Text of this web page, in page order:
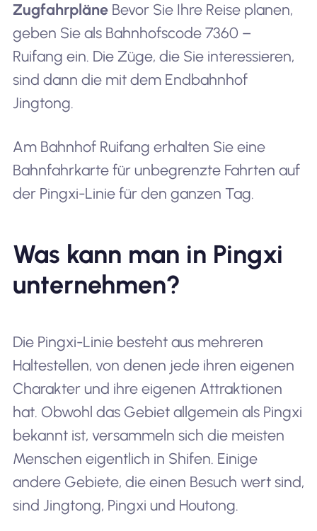
ZugfahrpläneBevor Sie Ihre Reise planen,
geben Sie als Bahnhofscode 7360 –
Ruifang ein. Die Züge, die Sie interessieren,
sind dann die mit dem Endbahnhof
Jingtong.
Am Bahnhof Ruifang erhalten Sie eine
Bahnfahrkarte für unbegrenzte Fahrten auf
der Pingxi-Linie für den ganzen Tag.
Was kann man in Pingxi
unternehmen?
Die Pingxi-Linie besteht aus mehreren
Haltestellen, von denen jede ihren eigenen
Charakter und ihre eigenen Attraktionen
hat. Obwohl das Gebiet allgemein als Pingxi
bekannt ist, versammeln sich die meisten
Menschen eigentlich in Shifen. Einige
andere Gebiete, die einen Besuch wert sind,
sind Jingtong, Pingxi und Houtong.